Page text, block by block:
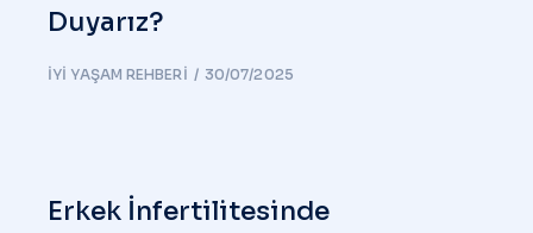
Duyarız?
İYI YAŞAM REHBERI 30/07/2025
Erkek İnfertilitesinde